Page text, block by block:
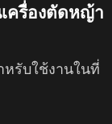
ครื่องตัดหญ้า
หรับใช้งานในที่